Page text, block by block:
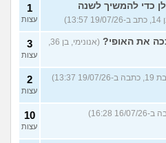
כדי להמשיך לשנה
1
עצות
את האופי?
(אנונימי, בן 36,
3
עצות
13:37)
2
עצות
10
עצות